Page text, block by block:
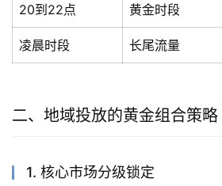
20到22点 黄金时段
凌晨时段 长尾流量
二、地域投放的黄金组合策略
1. 核心市场分级锁定